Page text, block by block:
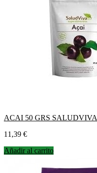
ACAI 50 GRS SALUDVIVA
Precio
11,39 €
Añadir al carrito